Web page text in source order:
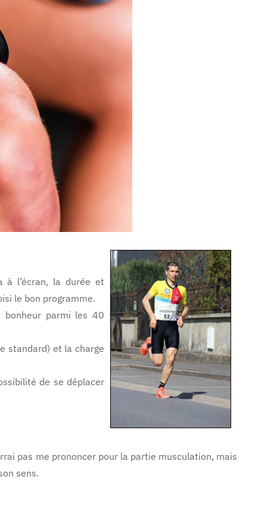
à l’écran, la durée et
le bon programme.
bonheur parmi les 40
standard) et la charge
de se déplacer
pas me prononcer pour la partie musculation, mais
sens.